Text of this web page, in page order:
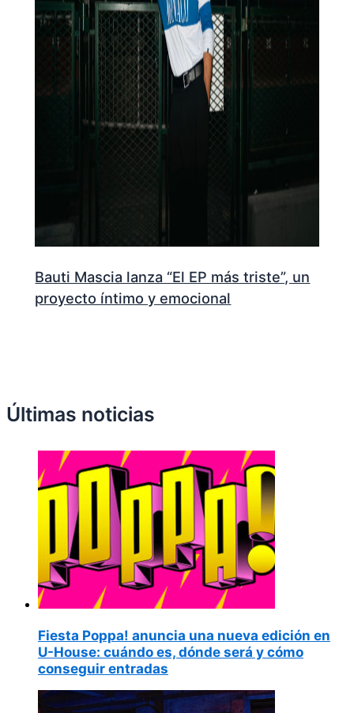
Bauti Mascia lanza “El EP más triste”, un
proyecto íntimo y emocional
Últimas noticias
Fiesta Poppa! anuncia una nueva edición en
U-House: cuándo es, dónde será y cómo
conseguir entradas